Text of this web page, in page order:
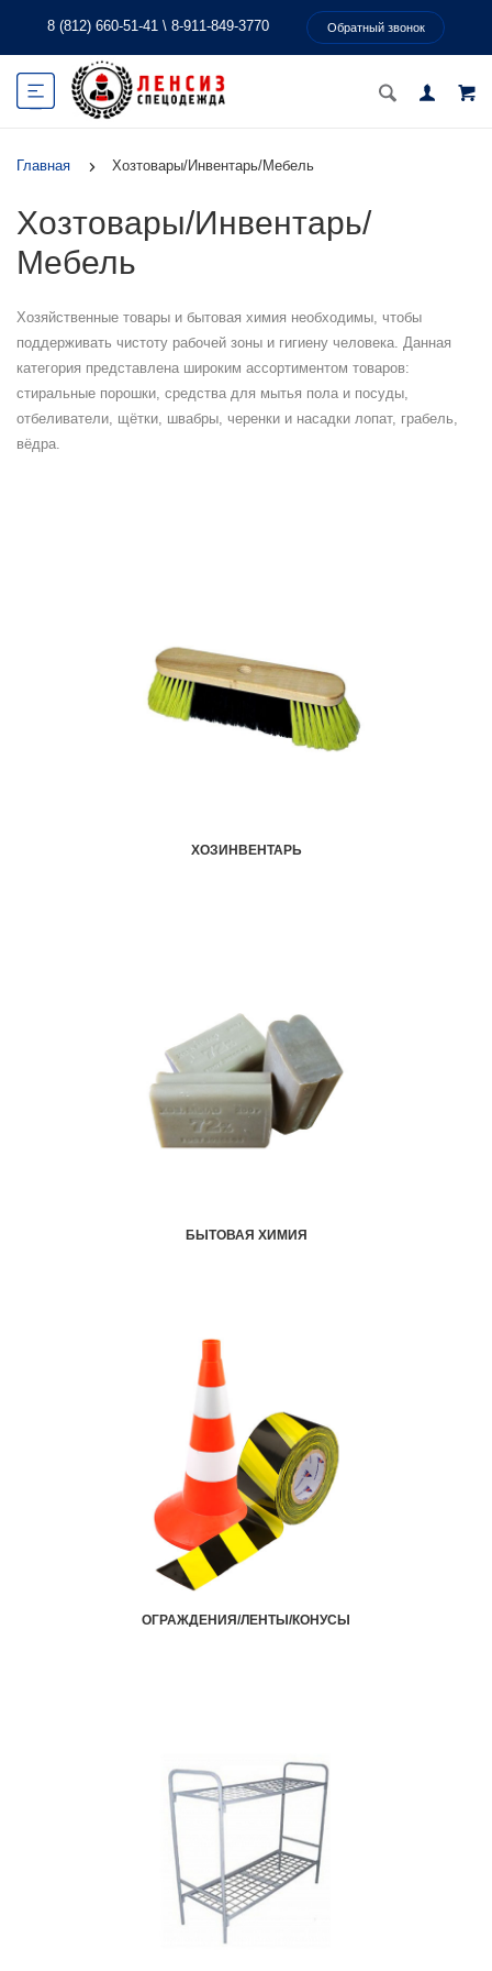
8 (812) 660-51-41 \ 8-911-849-3770 Обратный звонок
Главная Хозтовары/Инвентарь/Мебель
Хозтовары/Инвентарь/
Мебель
Хозяйственные товары и бытовая химия необходимы, чтобы
поддерживать чистоту рабочей зоны и гигиену человека. Данная
категория представлена широким ассортиментом товаров:
стиральные порошки, средства для мытья пола и посуды,
отбеливатели, щётки, швабры, черенки и насадки лопат, грабель,
вёдра.
ХОЗИНВЕНТАРЬ
БЫТОВАЯ ХИМИЯ
ОГРАЖДЕНИЯ/ЛЕНТЫ/КОНУСЫ